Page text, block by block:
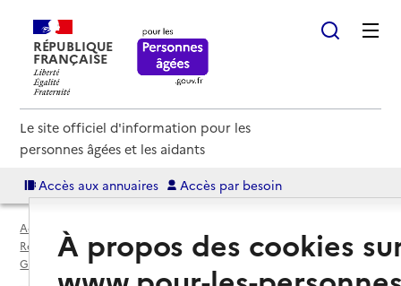
RÉPUBLIQUE
FRANÇAISE
Le site officiel d'information pour les
personnes âgées et les aidants
Accès aux annuaires Accès par besoin
Accueil
Résidences autonomie par département
Vendée (85)
Grosbreuil
Résidence autonomie Les Saisonnales
À propos des cookies